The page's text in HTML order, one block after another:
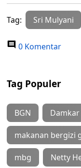
Tag: Sri Mulyani
0 Komentar
Tag Populer
BGN Damkar
makanan bergizi
mbg Netty